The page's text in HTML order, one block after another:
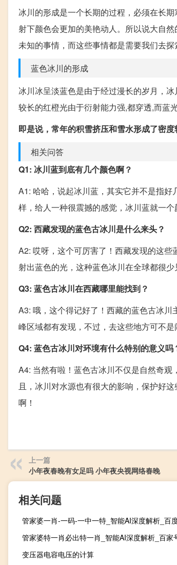
冰川的形成是一个长期的过程，必须在长
射下颜色会更加的美艳动人。所以说大自
未知的事情，而这些事情都是需要我们去
蓝色冰川的形成
冰川冰呈淡蓝色是由于经过漫长的岁月，
较长的红橙光由于衍射能力强,都穿透,而蓝
即是说，常年的积雪挤压和雪水形成了密度
相关问答
Q1: 冰川蓝到底有几个颜色啊？
A1: 哈哈，说起冰川蓝，其实它并不是指
样，给人一种很震撼的感觉，冰川蓝就一个
Q2: 西藏发现的蓝色古冰川是什么来头？
A2: 哎呀，这个可厉害了！西藏发现的这
射出蓝色的光，这种蓝色冰川在全球都很
Q3: 蓝色古冰川在西藏哪里能找到？
A3: 哦，这个得记好了！西藏的蓝色古冰
峰区域都有发现，不过，去这些地方可不
Q4: 蓝色古冰川对环境有什么特别的意义吗
A4: 当然有啦！蓝色古冰川不仅是自然奇观
且，冰川对水源也有很大的影响，保护好
啊！
上一篇
小年夜春晚有女足吗 小年夜央视网络春晚
相关问题
管家婆一肖-一码-一中一特_智能AI深度解析_百
管家婆特一肖必出特一肖_智能AI深度解析_百家
变压器电容电压的计算